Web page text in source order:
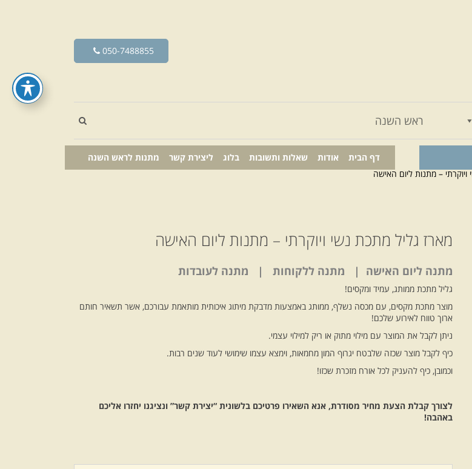
050-7488855
ראש השנה
דף הבית אודות שאלות ותשובות בלוג ליצירת קשר
מתנות לראש השנה
– מתנות ליום האישה
מארז גליל מתכת נשי ויוקרתי – מתנות ליום האישה
מתנה ליום האישה | מתנה ללקוחות | מתנה לעובדות
גליל מתכת ממותג, עמיד ומקסים!
מוצר מתכת מקסים, עם מכסה נשלף, ממותג באמצעות מדבקת מיתוג איכותית מותאמת עבורכם, אשר תשאיר חותם
ארוך טווח לאירוע שלכם!
ניתן לקבל את המוצר עם מילוי מתוק או ריק למילוי עצמי.
כיף לקבל מוצר שכזה שלבטח יגרוף המון מחמאות, וימצא עצמו שימושי לעוד שנים רבות.
וכמובן, כיף להעניק לכל אורח מזכרת שכזו!
לצורך קבלת הצעת מחיר מסודרת, אנא השאירו פרטיכם בלשונית “יצירת קשר” ונציגנו יחזרו אליכם
באהבה!